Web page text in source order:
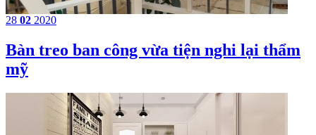
28 02 2020
​Bàn treo ban công vừa tiện nghi lại thẩm
mỹ